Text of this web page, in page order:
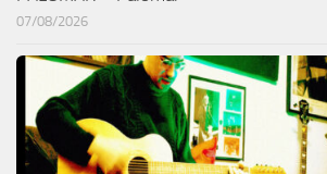
07/08/2026